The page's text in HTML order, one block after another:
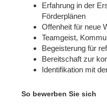
Erfahrung in der
Förderplänen
Offenheit für neue
Teamgeist,
Begeisterung für
Bereitschaft zur
Identifikation mit
So bewerben Sie sich